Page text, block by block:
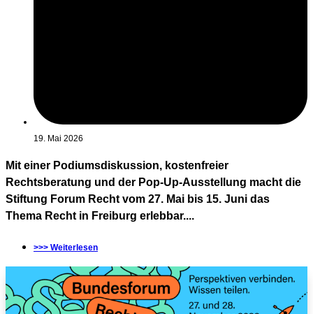
19. Mai 2026
Mit einer Podiumsdiskussion, kostenfreier
Rechtsberatung und der Pop-Up-Ausstellung macht die
Stiftung Forum Recht vom 27. Mai bis 15. Juni das
Thema Recht in Freiburg erlebbar....
>>> Weiterlesen